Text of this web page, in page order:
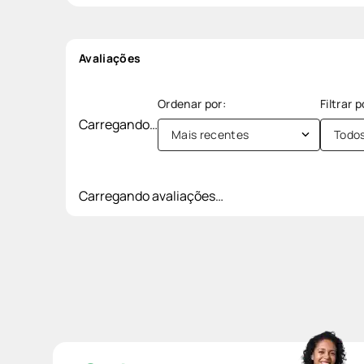
Avaliações
Carregando…
Mais recentes
Carregando avaliações…